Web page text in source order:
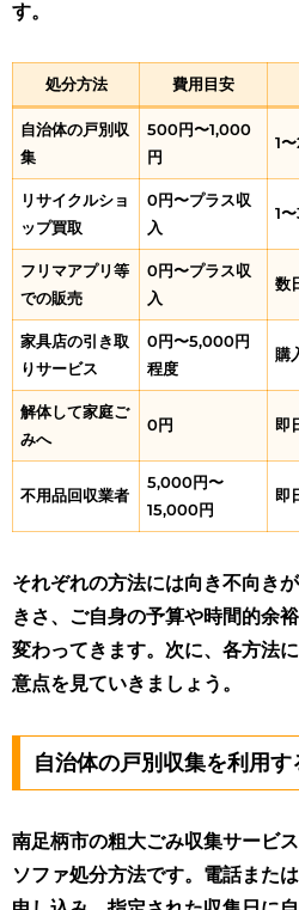
す。
処分方法 費用目安
自治体の戸別収
集
500円〜1,000
円
1
リサイクルショ
ップ買取
0円〜プラス収
入
1
フリマアプリ等
での販売
0円〜プラス収
入
数
家具店の引き取
りサービス
0円〜5,000円
程度
購
解体して家庭ご
みへ
0円 即
不用品回収業者
5,000円〜
15,000円
即
それぞれの方法には向き不向き
きさ、ご自身の予算や時間的余
変わってきます。次に、各方法
意点を見ていきましょう。
自治体の戸別収集を利用す
南足柄市の粗大ごみ収集サービ
ソファ処分方法です。電話また